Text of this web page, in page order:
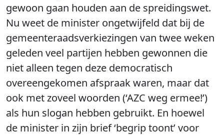
gewoon gaan houden aan de spreidingswet.
Nu weet de minister ongetwijfeld dat bij de
gemeenteraadsverkiezingen van twee weken
geleden veel partijen hebben gewonnen die
niet alleen tegen deze democratisch
overeengekomen afspraak waren, maar dat
ook met zoveel woorden (‘AZC weg ermee!’)
als hun slogan hebben gebruikt. En hoewel
de minister in zijn brief ‘begrip toont’ voor